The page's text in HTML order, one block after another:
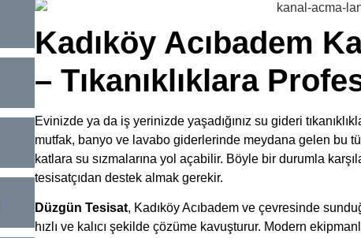
Kadıköy Acıbadem
– Tıkanıklıklara
Evinizde ya da iş yerinizde yaşadığınız su gideri
mutfak, banyo ve lavabo giderlerinde meydana gelen bu
katlara su sızmalarına yol açabilir. Böyle bir durumla
tesisatçıdan destek almak gerekir.
Düzgün Tesisat, Kadıköy Acıbadem ve çevresinde
hızlı ve kalıcı şekilde çözüme kavuşturur. Modern